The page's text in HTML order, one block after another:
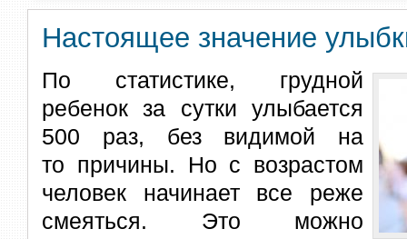
Настоящее значение
По статистике, грудной
ребенок за сутки улыбается
500 раз, без видимой на
то причины. Но с возрастом
человек начинает все реже
смеяться. Это можно